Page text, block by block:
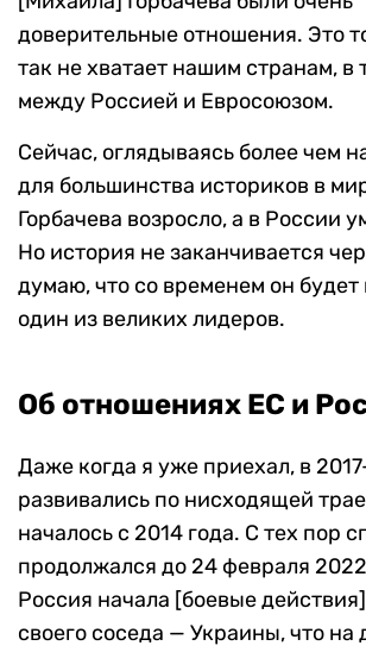
доверительные отношения. Это
так не хватает нашим странам, в
между Россией и Евросоюзом.
Сейчас, оглядываясь более чем
для большинства историков в
Горбачева возросло, а в России
Но история не заканчивается
думаю, что со временем он будет
один из великих лидеров.
Об отношениях ЕС и
Даже когда я уже приехал, в
развивались по нисходящей
началось с 2014 года. С тех пор
продолжался до 24 февраля 2022
Россия начала [боевые
своего соседа — Украины, что на